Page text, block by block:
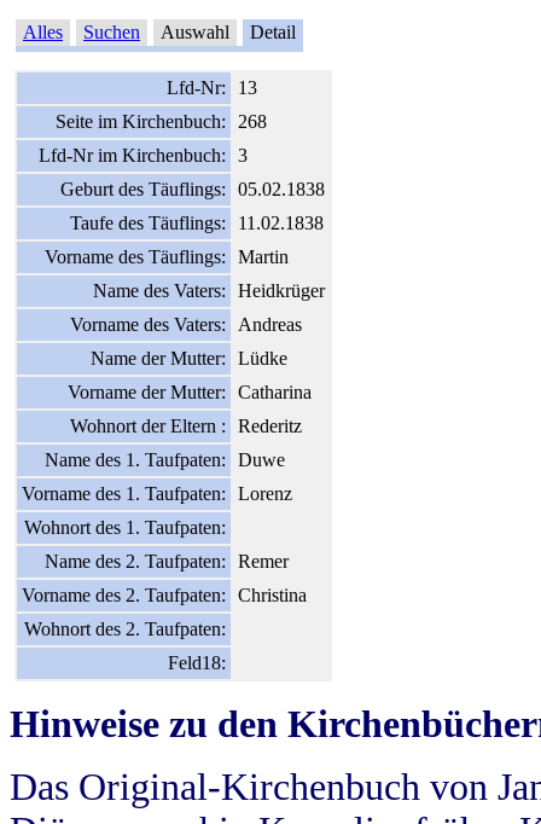
Alles Suchen Auswahl Detail
Lfd-Nr:
13
Seite im Kirchenbuch:
268
Lfd-Nr im Kirchenbuch:
3
Geburt des Täuflings:
05.02.1838
Taufe des Täuflings:
11.02.1838
Vorname des Täuflings:
Martin
Name des Vaters:
Heidkrüger
Vorname des Vaters:
Andreas
Name der Mutter:
Lüdke
Vorname der Mutter:
Catharina
Wohnort der Eltern :
Rederitz
Name des 1. Taufpaten:
Duwe
Vorname des 1. Taufpaten:
Lorenz
Wohnort des 1. Taufpaten:
Name des 2. Taufpaten:
Remer
Vorname des 2. Taufpaten:
Christina
Wohnort des 2. Taufpaten:
Feld18:
Hinweise zu den
Das Original-Kirchenbuch von